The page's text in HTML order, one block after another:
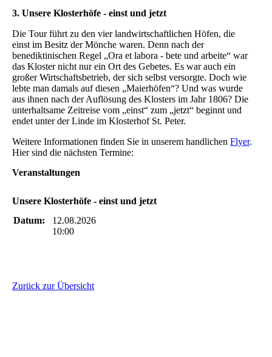
3. Unsere Klosterhöfe - einst und jetzt
Die Tour führt zu den vier landwirtschaftlichen Höfen, die
einst im Besitz der Mönche waren. Denn nach der
benediktinischen Regel „Ora et labora - bete und arbeite“ war
das Kloster nicht nur ein Ort des Gebetes. Es war auch ein
großer Wirtschaftsbetrieb, der sich selbst versorgte. Doch wie
lebte man damals auf diesen „Maierhöfen“? Und was wurde
aus ihnen nach der Auflösung des Klosters im Jahr 1806? Die
unterhaltsame Zeitreise vom „einst“ zum „jetzt“ beginnt und
endet unter der Linde im Klosterhof St. Peter.
Weitere Informationen finden Sie in unserem handlichen Flyer.
Hier sind die nächsten Termine:
Veranstaltungen
Unsere Klosterhöfe - einst und jetzt
Datum:
12.08.2026
10:00
Zurück zur Übersicht